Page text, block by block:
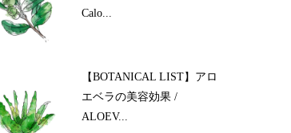
Calo...
【BOTANICAL LIST】アロ
エベラの美容効果 /
ALOEV...